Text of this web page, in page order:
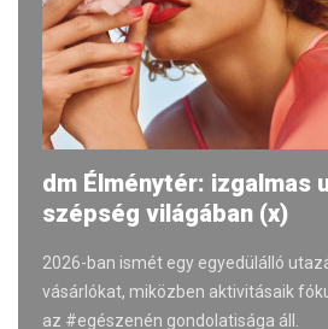
dm Élménytér: izgalmas
szépség világában (x)
2026-ban ismét egy egyedülálló
vásárlókat, miközben aktivitásaik
az #egészenén gondolatisága áll.